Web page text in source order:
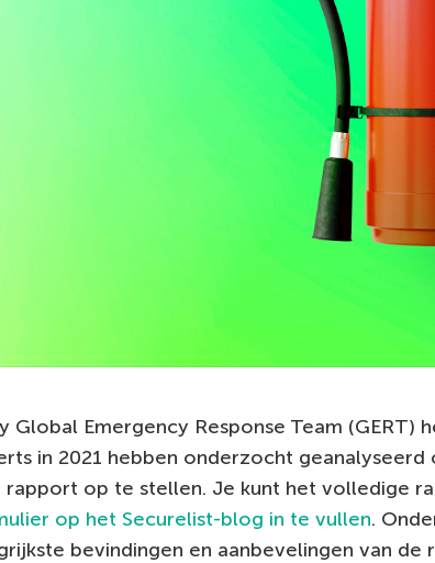
Global Emergency Response Team (GERT)
in 2021 hebben onderzocht geanalyseerd
op te stellen. Je kunt het volledige
op het Securelist-blog in te vullen.
bevindingen en aanbevelingen van de